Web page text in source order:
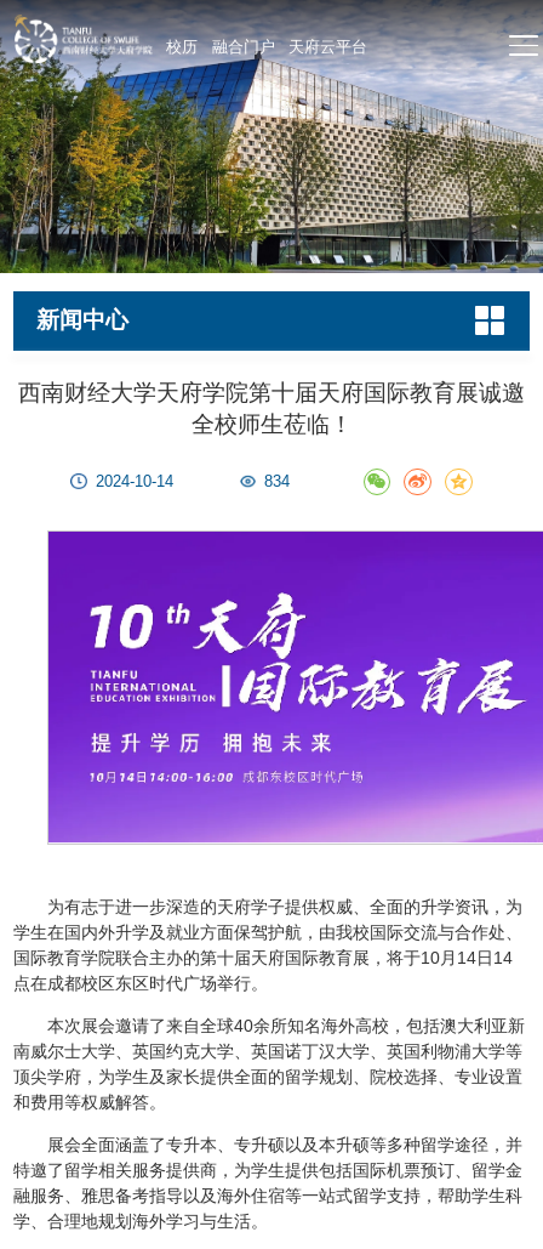
校历 融合门户 天府云平台
新闻中心
西南财经大学天府学院第十届天府国际教育展诚邀
全校师生莅临！
2024-10-14 834
为有志于进一步深造的天府学子提供权威、全面的升学资讯，为
学生在国内外升学及就业方面保驾护航，由我校国际交流与合作处、
国际教育学院联合主办的第十届天府国际教育展，将于10月14日14
点在成都校区东区时代广场举行。
本次展会邀请了来自全球40余所知名海外高校，包括澳大利亚新
南威尔士大学、英国约克大学、英国诺丁汉大学、英国利物浦大学等
顶尖学府，为学生及家长提供全面的留学规划、院校选择、专业设置
和费用等权威解答。
展会全面涵盖了专升本、专升硕以及本升硕等多种留学途径，并
特邀了留学相关服务提供商，为学生提供包括国际机票预订、留学金
融服务、雅思备考指导以及海外住宿等一站式留学支持，帮助学生科
学、合理地规划海外学习与生活。